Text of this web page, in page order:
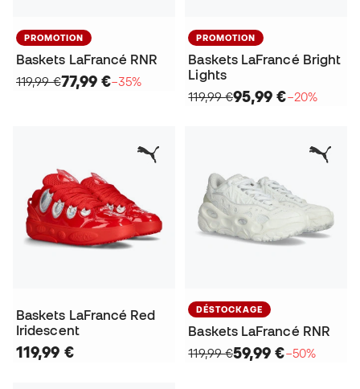
PROMOTION
Baskets LaFrancé RNR
119,99 €77,99 €−35%
PROMOTION
Baskets LaFrancé Bright
Lights
119,99 €95,99 €−20%
Baskets LaFrancé Red
Iridescent
119,99 €
DÉSTOCKAGE
Baskets LaFrancé RNR
119,99 €59,99 €−50%